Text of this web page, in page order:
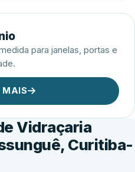
para janelas, portas e
MAIS
Vidraçaria
Curitiba-